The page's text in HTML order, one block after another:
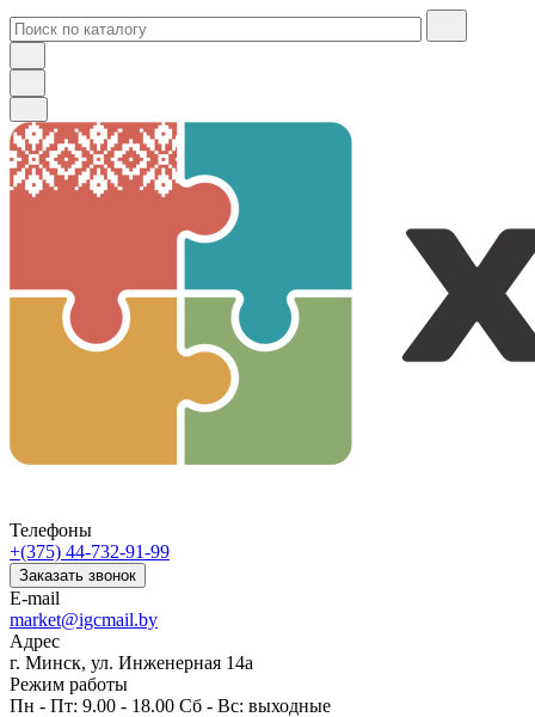
Телефоны
+(375) 44-732-91-99
Заказать звонок
E-mail
market@igcmail.by
Адрес
г. Минск, ул. Инженерная 14а
Режим работы
Пн - Пт: 9.00 - 18.00 Сб - Вс: выходные